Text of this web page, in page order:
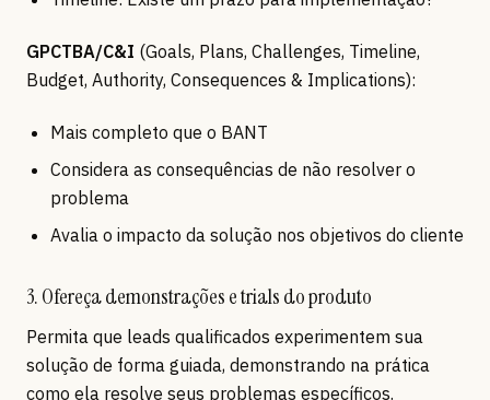
GPCTBA/C&I (Goals, Plans, Challenges, Timeline,
Budget, Authority, Consequences & Implications):
Mais completo que o BANT
Considera as consequências de não resolver o
problema
Avalia o impacto da solução nos objetivos do cliente
3. Ofereça demonstrações e trials do produto
Permita que leads qualificados experimentem sua
solução de forma guiada, demonstrando na prática
como ela resolve seus problemas específicos.